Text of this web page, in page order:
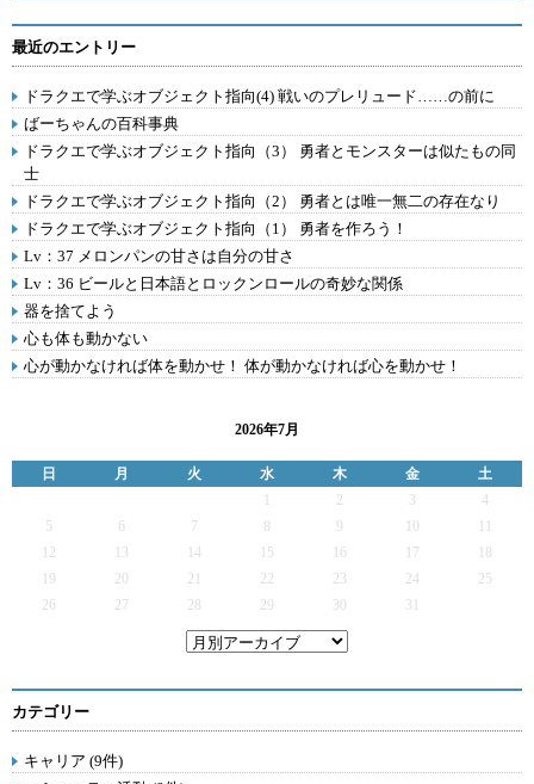
最近のエントリー
ドラクエで学ぶオブジェクト指向(4) 戦いのプレリュード……の前に
ばーちゃんの百科事典
ドラクエで学ぶオブジェクト指向（3） 勇者とモンスターは似たもの同
士
ドラクエで学ぶオブジェクト指向（2） 勇者とは唯一無二の存在なり
ドラクエで学ぶオブジェクト指向（1） 勇者を作ろう！
Lv：37 メロンパンの甘さは自分の甘さ
Lv：36 ビールと日本語とロックンロールの奇妙な関係
器を捨てよう
心も体も動かない
心が動かなければ体を動かせ！ 体が動かなければ心を動かせ！
2026年7月
日 月 火 水 木 金
土
2 3
4
5
6 7 9
12
13 14 15 16 17
19
20 21 22 23 24
25
26
27 28 29 30 31
カテゴリー
キャリア (9件)